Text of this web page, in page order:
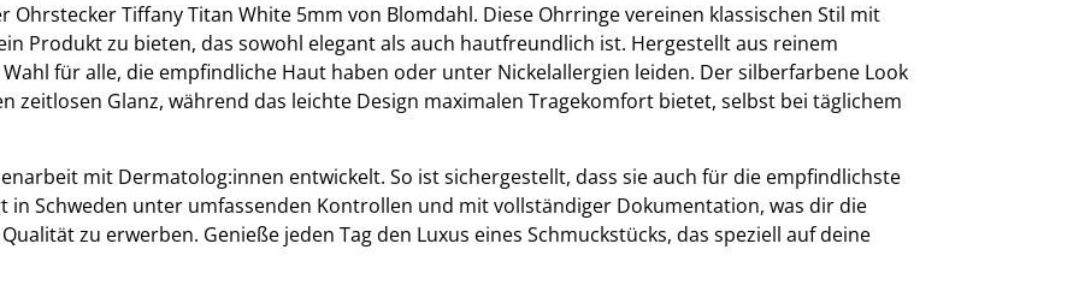
Ohrstecker Tiffany Titan White 5mm von Blomdahl. Diese Ohrringe vereinen klassischen Stil mit
Produkt zu bieten, das sowohl elegant als auch hautfreundlich ist. Hergestellt aus reinem
für alle, die empfindliche Haut haben oder unter Nickelallergien leiden. Der silberfarbene Look
zeitlosen Glanz, während das leichte Design maximalen Tragekomfort bietet, selbst bei täglichem
mit Dermatolog:innen entwickelt. So ist sichergestellt, dass sie auch für die empfindlichste
in Schweden unter umfassenden Kontrollen und mit vollständiger Dokumentation, was dir die
zu erwerben. Genieße jeden Tag den Luxus eines Schmuckstücks, das speziell auf deine